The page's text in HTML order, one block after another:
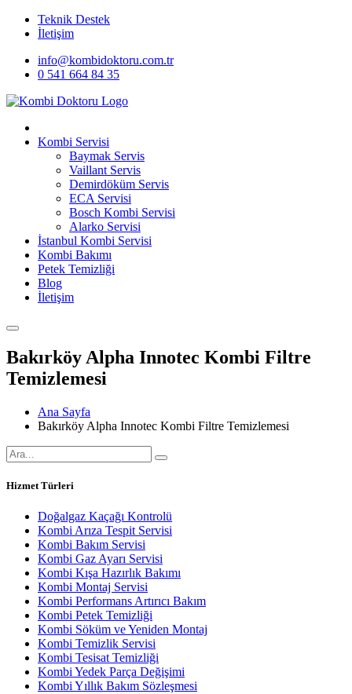
Teknik Destek
İletişim
info@kombidoktoru.com.tr
0 541 664 84 35
Kombi Servisi
Baymak Servis
Vaillant Servis
Demirdöküm Servis
ECA Servisi
Bosch Kombi Servisi
Alarko Servisi
İstanbul Kombi Servisi
Kombi Bakımı
Petek Temizliği
Blog
İletişim
Bakırköy Alpha Innotec Kombi Filtre
Temizlemesi
Ana Sayfa
Bakırköy Alpha Innotec Kombi Filtre Temizlemesi
Hizmet Türleri
Doğalgaz Kaçağı Kontrolü
Kombi Arıza Tespit Servisi
Kombi Bakım Servisi
Kombi Gaz Ayarı Servisi
Kombi Kışa Hazırlık Bakımı
Kombi Montaj Servisi
Kombi Performans Artırıcı Bakım
Kombi Petek Temizliği
Kombi Söküm ve Yeniden Montaj
Kombi Temizlik Servisi
Kombi Tesisat Temizliği
Kombi Yedek Parça Değişimi
Kombi Yıllık Bakım Sözleşmesi